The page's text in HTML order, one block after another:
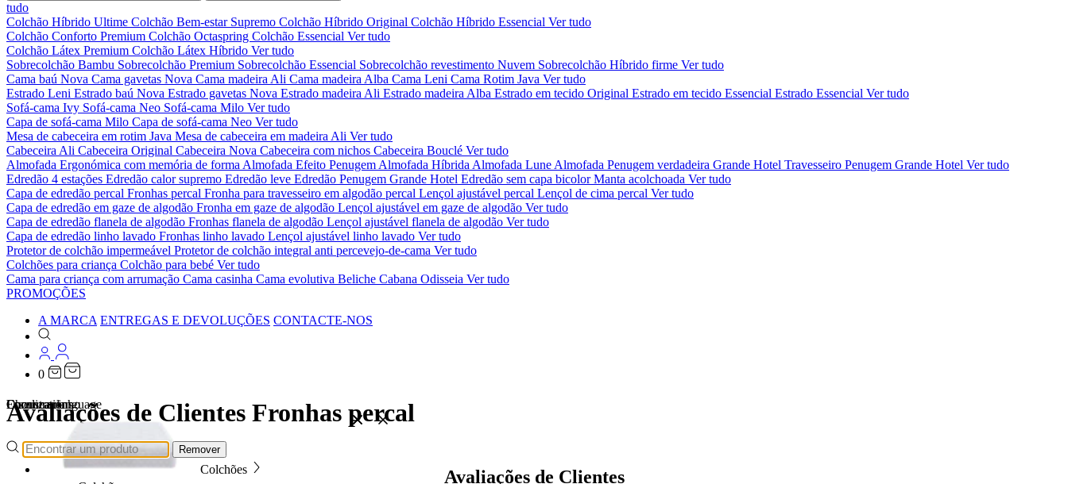
tudo
Colchão Híbrido Ultime Colchão Bem-estar Supremo Colchão Híbrido Original Colchão Híbrido Essencial Ver tudo
Colchão Conforto Premium Colchão Octaspring Colchão Essencial Ver tudo
Colchão Látex Premium Colchão Látex Híbrido Ver tudo
Sobrecolchão Bambu Sobrecolchão Premium Sobrecolchão Essencial Sobrecolchão revestimento Nuvem Sobrecolchão Híbrido firme Ver tudo
Cama baú Nova Cama gavetas Nova Cama madeira Ali Cama madeira Alba Cama Leni Cama Rotim Java Ver tudo
Estrado Leni Estrado baú Nova Estrado gavetas Nova Estrado madeira Ali Estrado madeira Alba Estrado em tecido Original Estrado em tecido Essencial Estrado Essencial Ver tudo
Sofá-cama Ivy Sofá-cama Neo Sofá-cama Milo Ver tudo
Capa de sofá-cama Milo Capa de sofá-cama Neo Ver tudo
Mesa de cabeceira em rotim Java Mesa de cabeceira em madeira Ali Ver tudo
Cabeceira Ali Cabeceira Original Cabeceira Nova Cabeceira com nichos Cabeceira Bouclé Ver tudo
Almofada Ergonómica com memória de forma Almofada Efeito Penugem Almofada Híbrida Almofada Lune Almofada Penugem verdadeira Grande Hotel Travesseiro Penugem Grande Hotel Ver tudo
Edredão 4 estações Edredão calor supremo Edredão leve Edredão Penugem Grande Hotel Edredão sem capa bicolorManta acolchoada Ver tudo
Capa de edredão percal Fronhas percal Fronha para travesseiro em algodão percal Lençol ajustável percal Lençol de cima percal Ver tudo
Capa de edredão em gaze de algodão Fronha em gaze de algodão Lençol ajustável em gaze de algodão Ver tudo
Capa de edredão flanela de algodão Fronhas flanela de algodão Lençol ajustável flanela de algodão Ver tudo
Capa de edredão linho lavado Fronhas linho lavado Lençol ajustável linho lavado Ver tudo
Protetor de colchão impermeável Protetor de colchão integral anti percevejo-de-cama Ver tudo
Colchões para criança Colchão para bebé Ver tudo
Cama para criança com arrumação Cama casinha Cama evolutiva Beliche Cabana Odisseia Ver tudo
PROMOÇÕES
A MARCA ENTREGAS E DEVOLUÇÕES CONTACTE-NOS
0
Colchões
Localizations
Choose a language
Encontrar
Remover
O seu carrinho
Avaliações de Clientes Fronhas percal
Avaliações de Clientes